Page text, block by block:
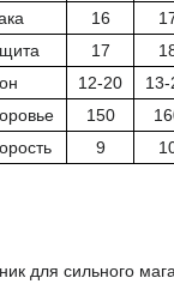
16
17
12-20 13-
150
9
для сильного